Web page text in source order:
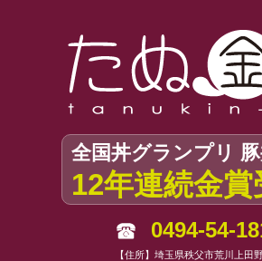
全国丼グランプリ
12年連続金賞
0494-54-
【住所】埼玉県秩父市荒川上田